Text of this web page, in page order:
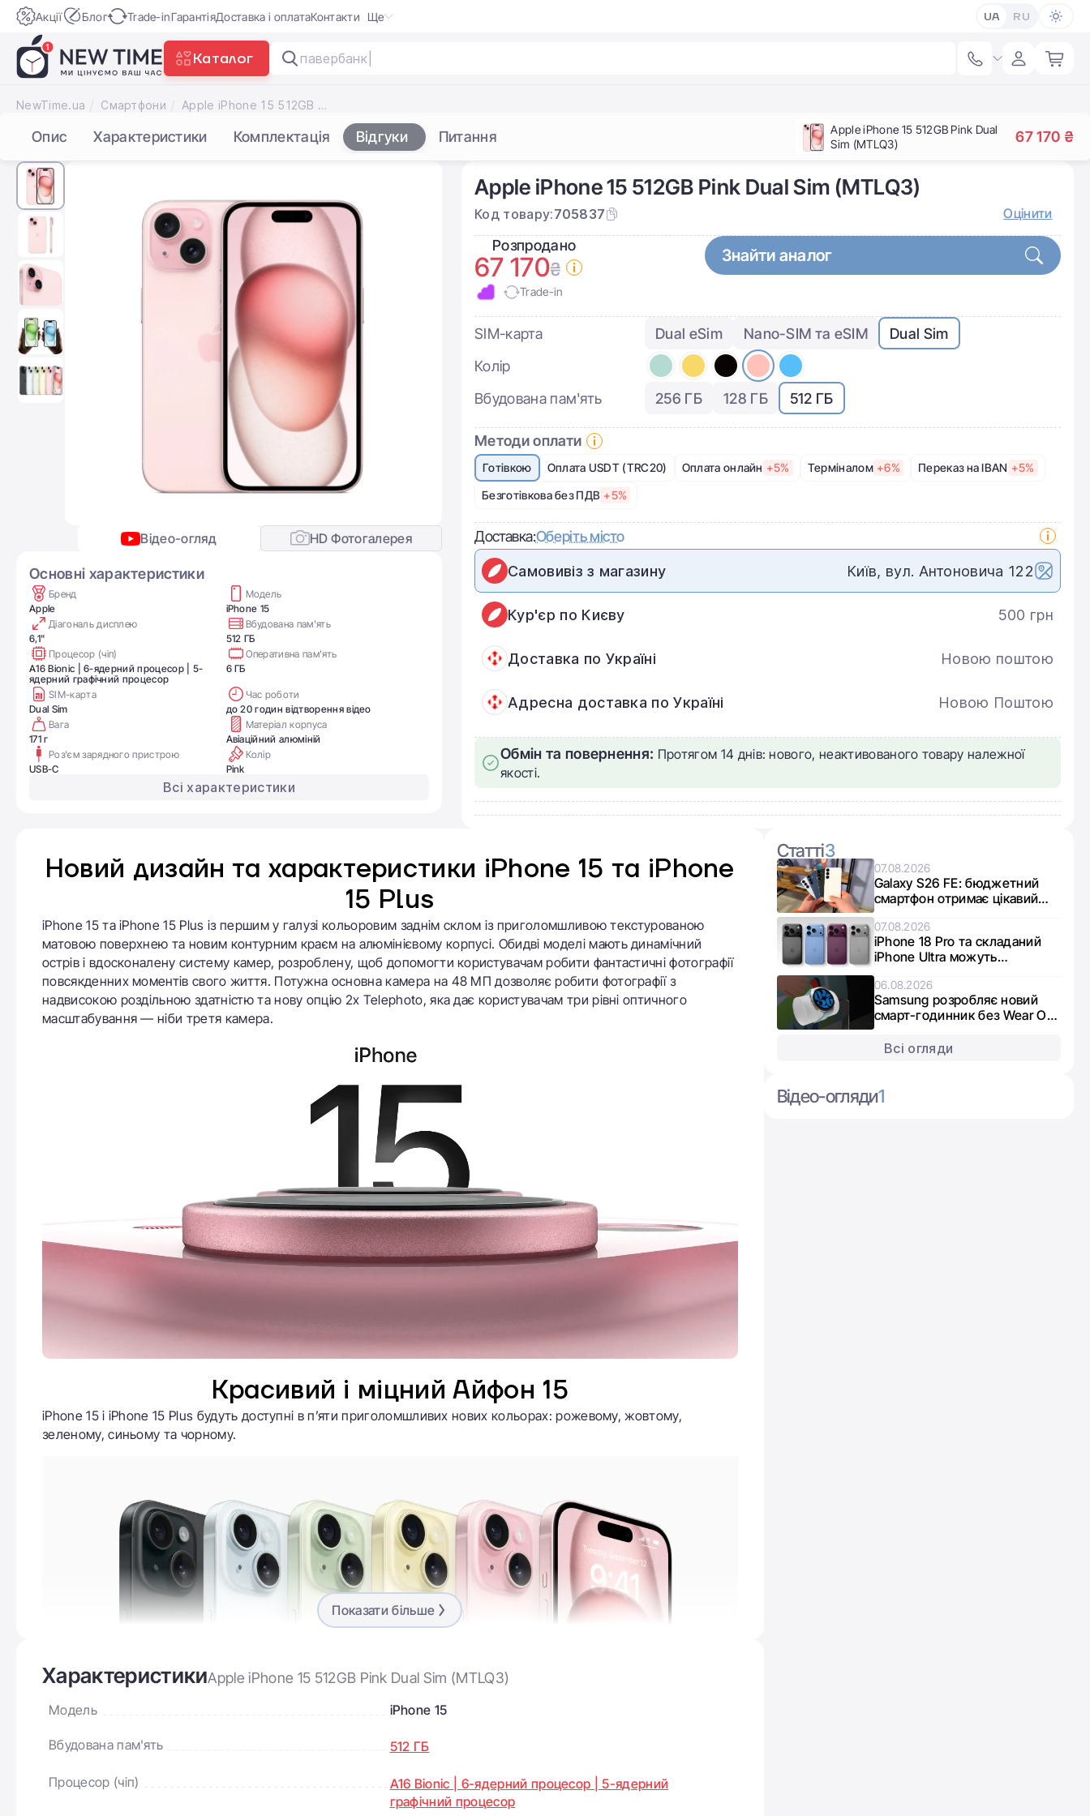
Акції Блог Trade-inГарантіяДоставка і оплатаКонтакти Ще UA RU
Каталог Garmin Feni
NewTime.ua Смартфони Apple iPhone 15 512GB Pink Dual Sim (MTLQ3)
Опис Характеристики Комплектація Відгуки Питання
Apple iPhone 15 512GB Pink Dual
Sim (MTLQ3)
67 170 ₴
Apple iPhone 15 512GB Pink Dual Sim (MTLQ3)
Код товару:705837 Оцінити
Розпродано
67 170₴
Знайти аналог
Trade-in
SIM-карта Dual eSim Nano-SIM та eSIM
Dual Sim
Колір
Вбудована пам'ять
256 ГБ 128 ГБ 512 ГБ
Методи оплати
Готівкою Оплата USDT (TRC20) Оплата онлайн +5% Терміналом +6% Переказ на IBAN +5%
Безготівкова без ПДВ +5%
Доставка:Оберіть місто
Самовивіз з магазину Київ, вул. Антоновича 122
Кур'єр по Києву 500 грн
Доставка по Україні Новою поштою
Адресна доставка по Україні Новою Поштою
Обмін та повернення: Протягом 14 днів: нового, неактивованого товару належної
якості.
Відео-огляд HD Фотогалерея
Основні характеристики
Бренд
Apple
Модель
iPhone 15
Діагональ дисплею
6,1"
Вбудована пам'ять
512 ГБ
Процесор (чіп)
A16 Bionic | 6-ядерний процесор | 5-
ядерний графічний процесор
Оперативна пам'ять
6 ГБ
SIM-карта
Dual Sim
Час роботи
до 20 годин відтворення відео
Вага
171 г
Матеріал корпуса
Авіаційний алюміній
Роз'єм зарядного пристрою
USB-C
Колір
Pink
Всі характеристики
Новий дизайн та характеристики iPhone 15 та iPhone
15 Plus
iPhone 15 та iPhone 15 Plus із першим у галузі кольоровим заднім склом із приголомшливою текстурованою
матовою поверхнею та новим контурним краєм на алюмінієвому корпусі. Обидві моделі мають динамічний
острів і вдосконалену систему камер, розроблену, щоб допомогти користувачам робити фантастичні фотографії
повсякденних моментів свого життя. Потужна основна камера на 48 МП дозволяє робити фотографії з
надвисокою роздільною здатністю та нову опцію 2x Telephoto, яка дає користувачам три рівні оптичного
масштабування — ніби третя камера.
Красивий і міцний Айфон 15
iPhone 15 і iPhone 15 Plus будуть доступні в п’яти приголомшливих нових кольорах: рожевому, жовтому,
зеленому, синьому та чорному.
Показати більше
ХарактеристикиApple iPhone 15 512GB Pink Dual Sim (MTLQ3)
Модель iPhone 15
Вбудована пам'ять 512 ГБ
Процесор (чіп)
A16 Bionic | 6-ядерний процесор | 5-ядерний
графічний процесор
Статті3
07.08.2026
Galaxy S26 FE: бюджетний
смартфон отримає цікавий
мікс чипів від Exynos та
Snapdragon
07.08.2026
iPhone 18 Pro та складаний
iPhone Ultra можуть
опинитися в дефіциті через
брак пам’яті
06.08.2026
Samsung розробляє новий
смарт-годинник без Wear OS:
що відомо про Galaxy Aero
Всі огляди
Відео-огляди1